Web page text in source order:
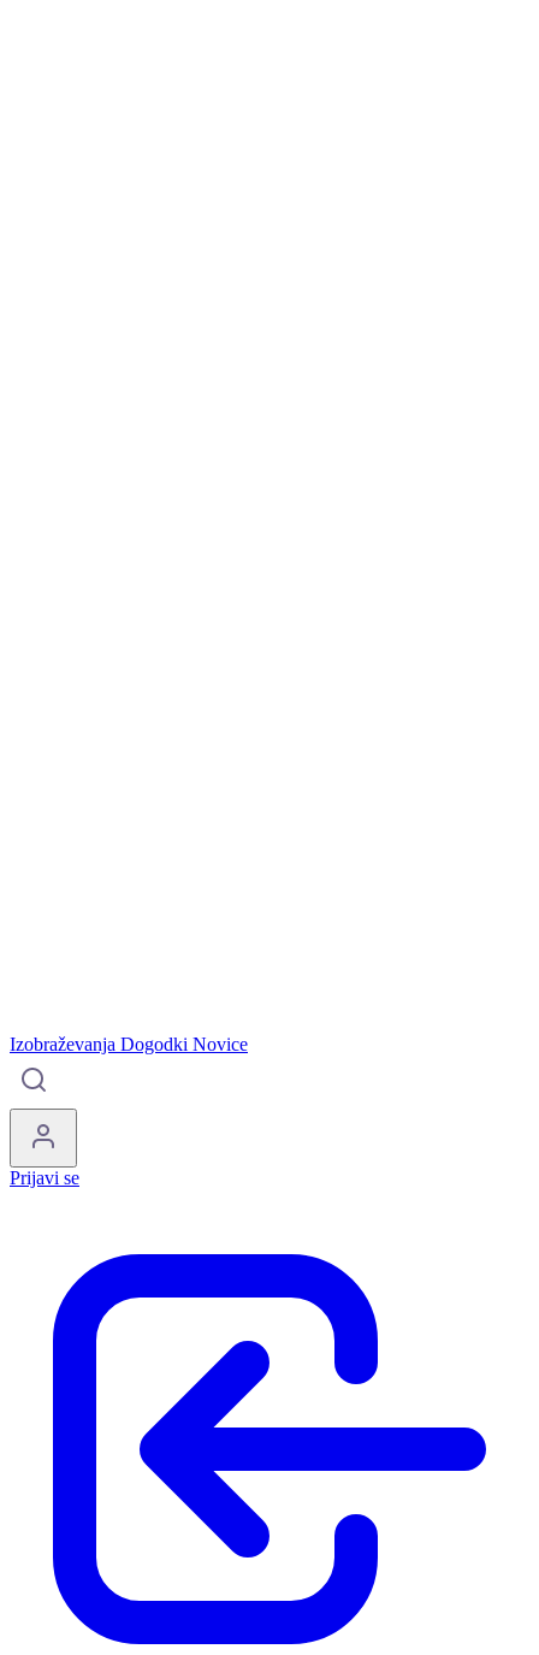
Izobraževanja Dogodki Novice
Prijavi se